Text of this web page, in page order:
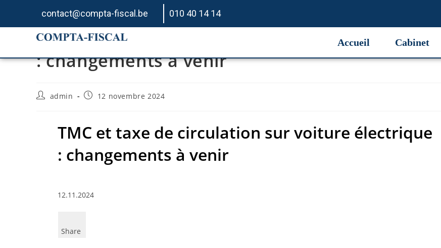
contact@compta-fiscal.be 010 40 14 14
Accueil Cabinet
TMC et taxe de circulation sur voiture électrique
: changements à venir
admin 12 novembre 2024
TMC et taxe de circulation sur voiture électrique
: changements à venir
12.11.2024
Share